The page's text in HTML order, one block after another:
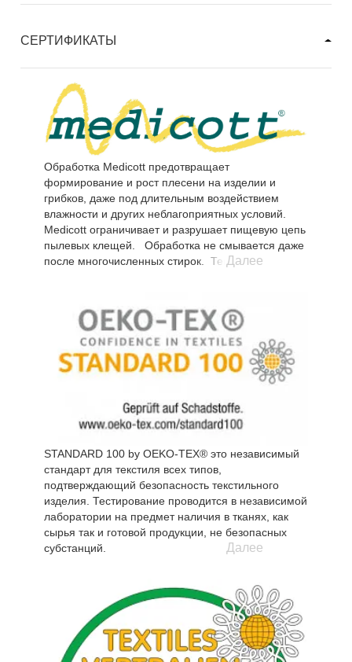
СЕРТИФИКАТЫ
Обработка Medicott предотвращает
формирование и рост плесени на изделии и
грибков, даже под длительным воздействием
влажности и других неблагоприятных условий.
Medicott ограничивает и разрушает пищевую цепь
пылевых клещей. Обработка не смывается даже
после многочисленных стирок. Текстиль,
Далее
STANDARD 100 by OEKO-TEX® это независимый
стандарт для текстиля всех типов,
подтверждающий безопасность текстильного
изделия. Тестирование проводится в независимой
лаборатории на предмет наличия в тканях, как
сырья так и готовой продукции, не безопасных
субстанций.
Далее